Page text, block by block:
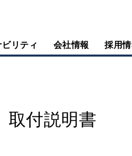
リティ 会社情報 採用
取付説明書